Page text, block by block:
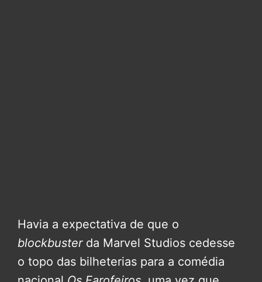
Havia a expectativa de que o
blockbuster da Marvel Studios cedesse
o topo das bilheterias para a comédia